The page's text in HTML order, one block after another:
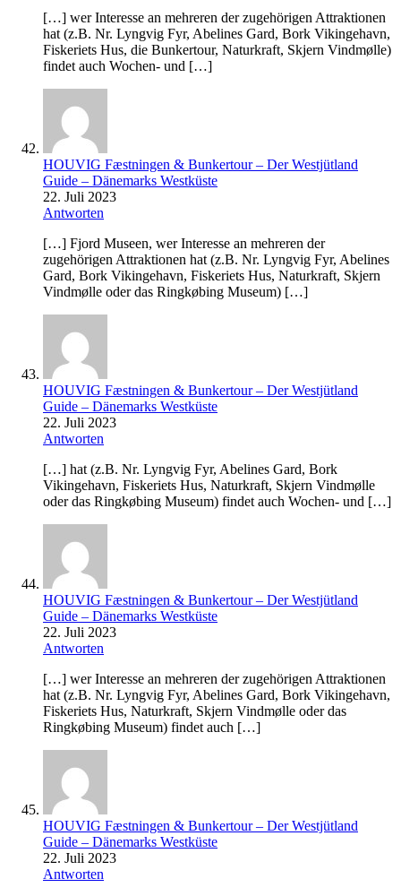
[…] wer Interesse an mehreren der zugehörigen Attraktionen
hat (z.B. Nr. Lyngvig Fyr, Abelines Gard, Bork Vikingehavn,
Fiskeriets Hus, die Bunkertour, Naturkraft, Skjern Vindmølle)
findet auch Wochen- und […]
HOUVIG Fæstningen & Bunkertour – Der Westjütland
Guide – Dänemarks Westküste
22. Juli 2023
Antworten
[…] Fjord Museen, wer Interesse an mehreren der
zugehörigen Attraktionen hat (z.B. Nr. Lyngvig Fyr, Abelines
Gard, Bork Vikingehavn, Fiskeriets Hus, Naturkraft, Skjern
Vindmølle oder das Ringkøbing Museum) […]
HOUVIG Fæstningen & Bunkertour – Der Westjütland
Guide – Dänemarks Westküste
22. Juli 2023
Antworten
[…] hat (z.B. Nr. Lyngvig Fyr, Abelines Gard, Bork
Vikingehavn, Fiskeriets Hus, Naturkraft, Skjern Vindmølle
oder das Ringkøbing Museum) findet auch Wochen- und […]
HOUVIG Fæstningen & Bunkertour – Der Westjütland
Guide – Dänemarks Westküste
22. Juli 2023
Antworten
[…] wer Interesse an mehreren der zugehörigen Attraktionen
hat (z.B. Nr. Lyngvig Fyr, Abelines Gard, Bork Vikingehavn,
Fiskeriets Hus, Naturkraft, Skjern Vindmølle oder das
Ringkøbing Museum) findet auch […]
HOUVIG Fæstningen & Bunkertour – Der Westjütland
Guide – Dänemarks Westküste
22. Juli 2023
Antworten